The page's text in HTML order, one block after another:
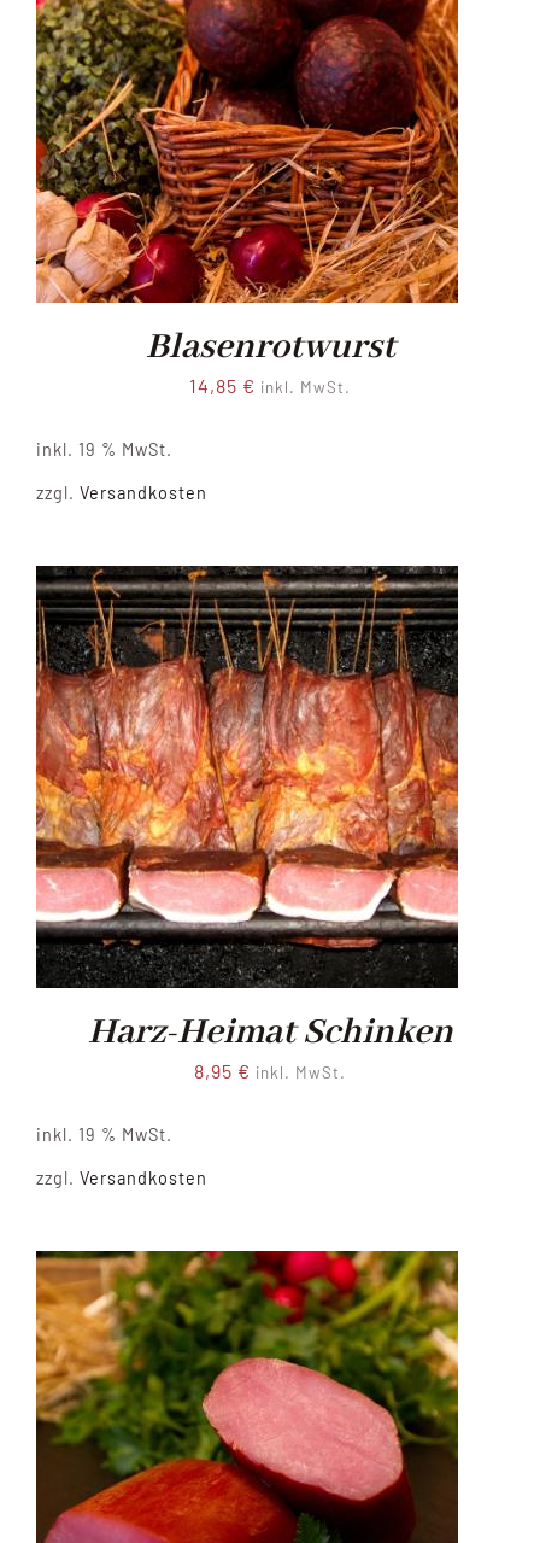
Blasenrotwurst
14,85 € inkl. MwSt.
inkl. 19 % MwSt.
zzgl. Versandkosten
Harz-Heimat Schinken
8,95 € inkl. MwSt.
inkl. 19 % MwSt.
zzgl. Versandkosten